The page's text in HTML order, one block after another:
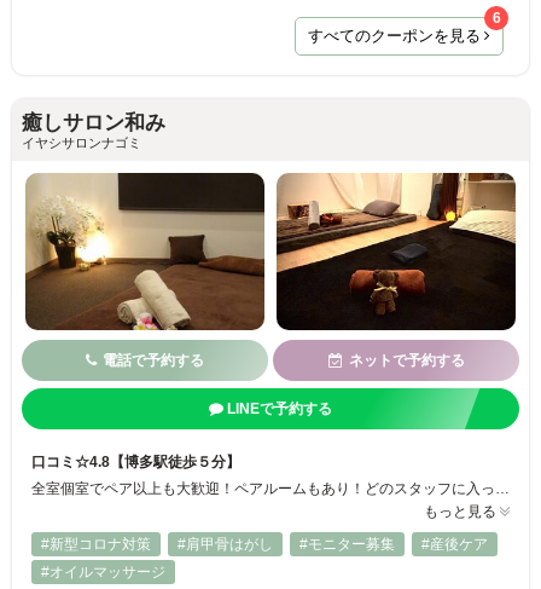
すべてのクーポンを見る
6
癒しサロン和み
イヤシサロンナゴミ
電話で予約する ネットで予約する
LINEで予約する
口コミ☆4.8【博多駅徒歩５分】
もっと見る
#新型コロナ対策
#肩甲骨はがし #モニター募集
#産後ケア
#オイルマッサージ